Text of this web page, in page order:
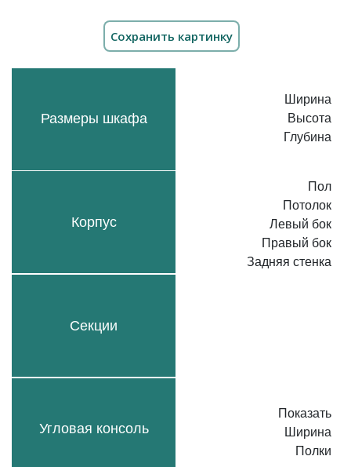
Размеры шкафа
Корпус
Секции
Угловая консоль
Ширина
Высота
Глубина
Пол
Потолок
Левый бок
Правый бок
Задняя стенка
Показать
Ширина
Полки